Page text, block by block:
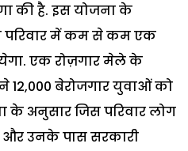
की है. इस योजना के
परिवार में कम से कम एक
एक रोज़गार मेले के
12,000 बेरोजगार युवाओं को
के अनुसार जिस परिवार लोग
और उनके पास सरकारी